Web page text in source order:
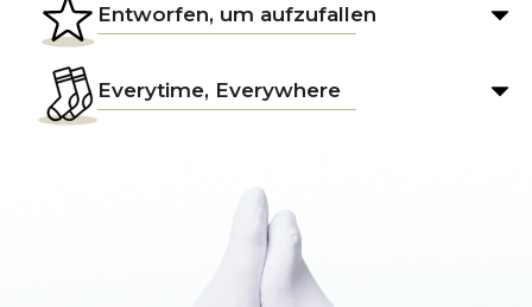
Entworfen, um aufzufallen
Everytime, Everywhere